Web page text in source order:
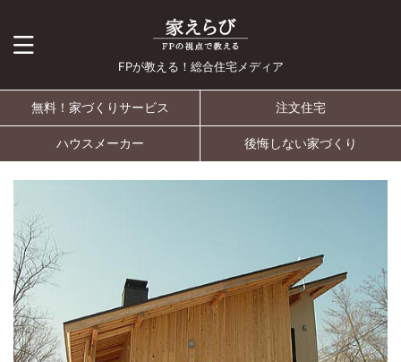
FPが教える！総合住宅メディア
無料！家づくりサービス 注文住宅
ハウスメーカー 後悔しない家づくり